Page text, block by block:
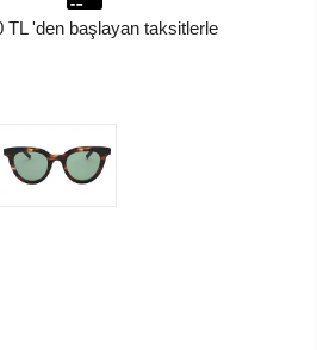
TL 'den başlayan taksitlerle